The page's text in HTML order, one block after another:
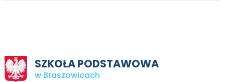
SZKOŁA PODSTAWOWA
w Braszowicach